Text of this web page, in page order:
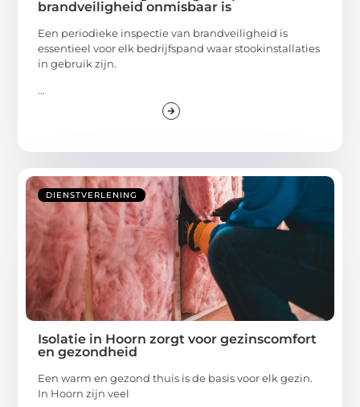
brandveiligheid onmisbaar is
Een periodieke inspectie van brandveiligheid is
essentieel voor elk bedrijfspand waar stookinstallaties
in gebruik zijn.
...
DIENSTVERLENING
Isolatie in Hoorn zorgt voor gezinscomfort
en gezondheid
Een warm en gezond thuis is de basis voor elk gezin.
In Hoorn zijn veel